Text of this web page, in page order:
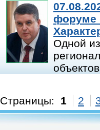
форуме
Одной
Страницы: 1 2